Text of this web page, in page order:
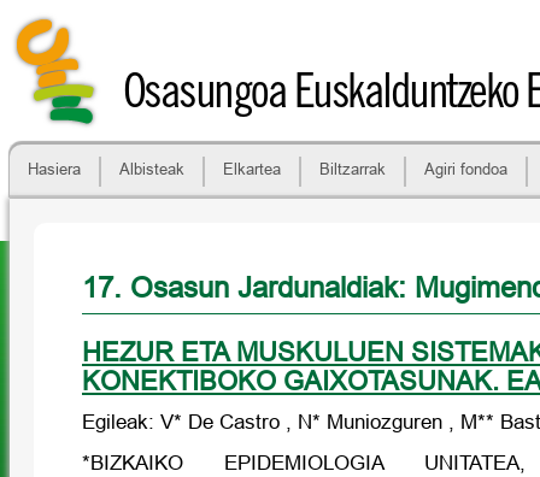
Osasungoa Euskalduntzeko
Hasiera Albisteak Elkartea Biltzarrak Agiri fondoa
17. Osasun Jardunaldiak:
HEZUR ETA MUSKULUEN
KONEKTIBOKO GAIXOTASUNAK.
Egileak: V* De Castro , N* Muniozguren , M**
*BIZKAIKO EPIDEMIOLOGIA